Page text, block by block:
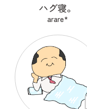
ハグ寝。
arare*